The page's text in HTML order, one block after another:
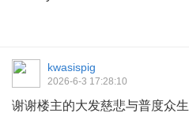
kwasispig
2026-6-3 17:28:10
谢谢楼主的大发慈悲与普度众生